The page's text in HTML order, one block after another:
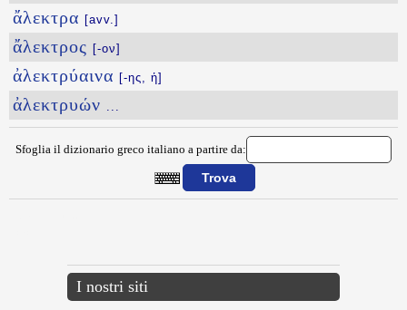
ἄλεκτρα [avv.]
ἄλεκτρος [-ον]
ἀλεκτρύαινα [-ης, ἡ]
ἀλεκτρυών ...
Sfoglia il dizionario greco italiano a partire da:
I nostri siti